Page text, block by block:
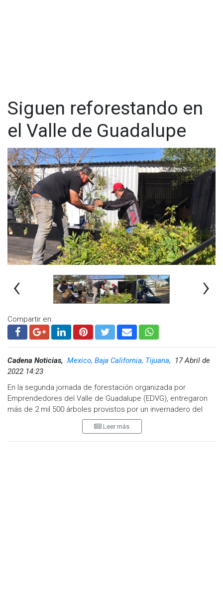
Siguen reforestando en
el Valle de Guadalupe
‹ ›
Compartir en:
Cadena Noticias, Mexico, Baja California, Tijuana,
17 Abril de
2022 14:23
En la segunda jornada de forestación organizada por
Emprendedores del Valle de Guadalupe (EDVG), entregaron
más de 2 mil 500 árboles provistos por un invernadero del
gobierno estatal, para que sumadas, 80 empresas y
ciudadanos, pudieran ser plantados en la ruta del vino,
informó Marco Estudillo Bernal, presidente del grupo
Leer más